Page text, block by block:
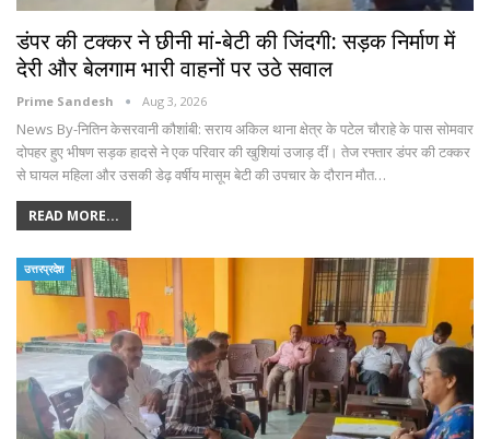
डंपर की टक्कर ने छीनी मां-बेटी की जिंदगी: सड़क निर्माण में
देरी और बेलगाम भारी वाहनों पर उठे सवाल
Prime Sandesh Aug 3, 2026
News By-नितिन केसरवानी कौशांबी: सराय अकिल थाना क्षेत्र के पटेल चौराहे के पास सोमवार
दोपहर हुए भीषण सड़क हादसे ने एक परिवार की खुशियां उजाड़ दीं। तेज रफ्तार डंपर की टक्कर
से घायल महिला और उसकी डेढ़ वर्षीय मासूम बेटी की उपचार के दौरान मौत…
READ MORE...
उत्तरप्रदेश